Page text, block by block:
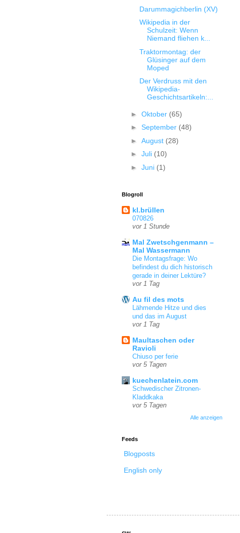
Darummagichberlin (XV)
Wikipedia in der
Schulzeit: Wenn
Niemand fliehen k...
Traktormontag: der
Glüsinger auf dem
Moped
Der Verdruss mit den
Wikipedia-
Geschichtsartikeln:...
► Oktober (65)
► September (48)
► August (28)
► Juli (10)
► Juni (1)
Blogroll
kl.brüllen
070826
vor 1 Stunde
Mal Zwetschgenmann –
Mal Wassermann
Die Montagsfrage: Wo
befindest du dich historisch
gerade in deiner Lektüre?
vor 1 Tag
Au fil des mots
Lähmende Hitze und dies
und das im August
vor 1 Tag
Maultaschen oder
Ravioli
Chiuso per ferie
vor 5 Tagen
kuechenlatein.com
Schwedischer Zitronen-
Kladdkaka
vor 5 Tagen
Alle anzeigen
Feeds
Blogposts
English only